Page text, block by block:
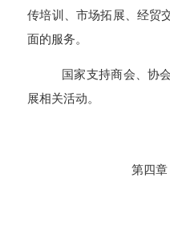
传培训、市场拓展、经贸
面的服务。
国家支持商会、协
展相关活动。
第四